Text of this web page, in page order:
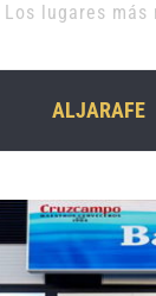
Los lugares
ALJARAFE